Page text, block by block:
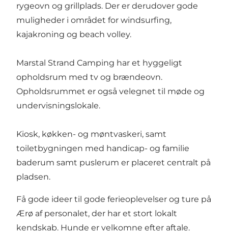
rygeovn og grillplads. Der er derudover gode
muligheder i området for windsurfing,
kajakroning og beach volley.
Marstal Strand Camping har et hyggeligt
opholdsrum med tv og brændeovn.
Opholdsrummet er også velegnet til møde og
undervisningslokale.
Kiosk, køkken- og møntvaskeri, samt
toiletbygningen med handicap- og familie
baderum samt puslerum er placeret centralt på
pladsen.
Få gode ideer til gode ferieoplevelser og ture på
Ærø af personalet, der har et stort lokalt
kendskab. Hunde er velkomne efter aftale.